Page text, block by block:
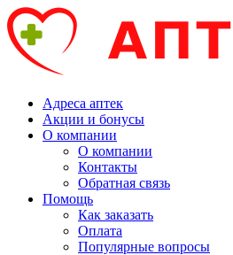
Адреса аптек
Акции и бонусы
О компании
О компании
Контакты
Обратная связь
Помощь
Как заказать
Оплата
Популярные вопросы